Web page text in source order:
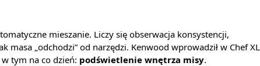
mieszanie. Liczy się obserwacja konsystencji,
masa „odchodzi” od narzędzi. Kenwood wprowadził w Chef XL
tym na co dzień: podświetlenie wnętrza misy.